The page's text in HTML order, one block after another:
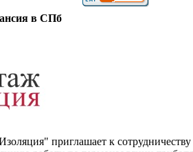
в СПб
приглашает к